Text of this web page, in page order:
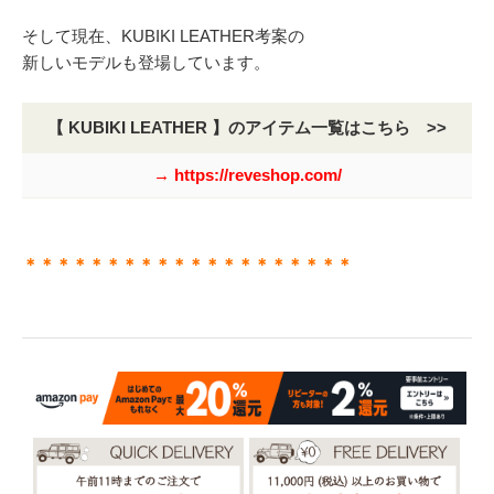
そして現在、KUBIKI LEATHER考案の
新しいモデルも登場しています。
【 KUBIKI LEATHER 】のアイテム一覧はこちら >>
→ https://reveshop.com/
＊＊＊＊＊＊＊＊＊＊＊＊＊＊＊＊＊＊＊＊